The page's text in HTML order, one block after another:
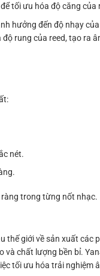
tối ưu hóa độ căng của
hưởng đến độ nhạy
rung của reed, tạo ra
nét.
ràng trong từng nốt nhạc.
thế giới về sản xuất các
và chất lượng bền bỉ.
tối ưu hóa trải nghiệm